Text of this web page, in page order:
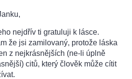
nejdřív ti gratuluji k lásce.
že jsi zamilovaný, protože láska
z nejkrásnějších (ne-li úplně
citů, který člověk může cítit